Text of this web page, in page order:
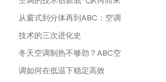
从窗式到分体再到ABC：空调
技术的三次进化史
冬天空调制热不够劲？ABC空
调如何在低温下稳定高效